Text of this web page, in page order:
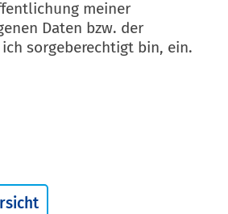
meiner
Daten bzw. der
sorgeberechtigt bin, ein.